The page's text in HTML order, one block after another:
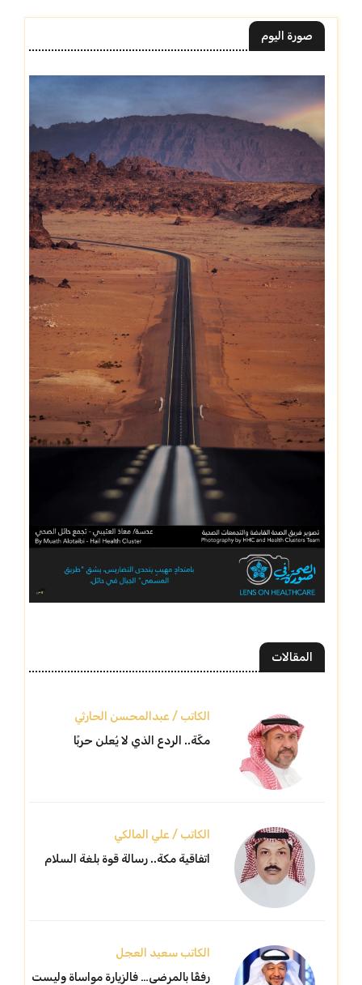
صورة اليوم
المقالات
الكاتب / عبدالمحسن الحارثي
مكّة.. الردع الذي لا يُعلن حربًا
الكاتب / علي المالكي
اتفاقية مكة.. رسالة قوة بلغة السلام
الكاتب سعيد العجل
رفقًا بالمرضى… فالزيارة مواساة وليست